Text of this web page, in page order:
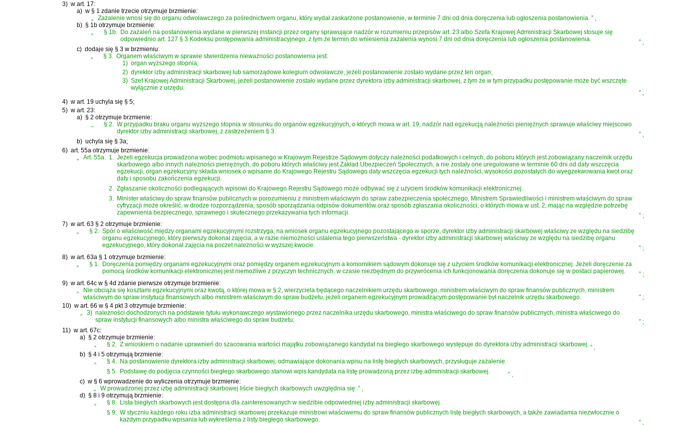
3) w art. 17:
a) w § 1 zdanie trzecie otrzymuje brzmienie:
„
Zażalenie wnosi się do organu odwoławczego za pośrednictwem organu, który wydał zaskarżone postanowienie, w terminie 7 dni od dnia doręczenia lub ogłoszenia postanowienia. ” ,
b) § 1b otrzymuje brzmienie:
„
§ 1b. Do zażaleń na postanowienia wydane w pierwszej instancji przez organy sprawujące nadzór w rozumieniu przepisów art. 23 albo Szefa Krajowej Administracji Skarbowej stosuje się
odpowiednio art. 127 § 3 Kodeksu postępowania administracyjnego, z tym że termin do wniesienia zażalenia wynosi 7 dni od dnia doręczenia lub ogłoszenia postanowienia. ” ,
c) dodaje się § 3 w brzmieniu:
„
§ 3. Organem właściwym w sprawie stwierdzenia nieważności postanowienia jest:
1) organ wyższego stopnia;
2) dyrektor izby administracji skarbowej lub samorządowe kolegium odwoławcze, jeżeli postanowienie zostało wydane przez ten organ;
3) Szef Krajowej Administracji Skarbowej, jeżeli postanowienie zostało wydane przez dyrektora izby administracji skarbowej, z tym że w tym przypadku postępowanie może być wszczęte
wyłącznie z urzędu.
” ;
4) w art. 19 uchyla się § 5;
5) w art. 23:
a) § 2 otrzymuje brzmienie:
„
§ 2. W przypadku braku organu wyższego stopnia w stosunku do organów egzekucyjnych, o których mowa w art. 19, nadzór nad egzekucją należności pieniężnych sprawuje właściwy miejscowo
dyrektor izby administracji skarbowej, z zastrzeżeniem § 3.
” ,
b) uchyla się § 3a;
6) art. 55a otrzymuje brzmienie:
„
Art. 55a. 1. Jeżeli egzekucja prowadzona wobec podmiotu wpisanego w Krajowym Rejestrze Sądowym dotyczy należności podatkowych i celnych, do poboru których jest zobowiązany naczelnik urzędu
skarbowego albo innych należności pieniężnych, do poboru których właściwy jest Zakład Ubezpieczeń Społecznych, a nie zostały one uregulowane w terminie 60 dni od daty wszczęcia
egzekucji, organ egzekucyjny składa wniosek o wpisanie do Krajowego Rejestru Sądowego daty wszczęcia egzekucji tych należności, wysokości pozostałych do wyegzekwowania kwot oraz
daty i sposobu zakończenia egzekucji.
2. Zgłaszanie okoliczności podlegających wpisowi do Krajowego Rejestru Sądowego może odbywać się z użyciem środków komunikacji elektronicznej.
3. Minister właściwy do spraw finansów publicznych w porozumieniu z ministrem właściwym do spraw zabezpieczenia społecznego, Ministrem Sprawiedliwości i ministrem właściwym do spraw
cyfryzacji może określić, w drodze rozporządzenia, sposób sporządzania odpisów dokumentów oraz sposób zgłaszania okoliczności, o których mowa w ust. 2, mając na względzie potrzebę
zapewnienia bezpiecznego, sprawnego i skutecznego przekazywania tych informacji.
” ;
7) w art. 63 § 2 otrzymuje brzmienie:
„
§ 2. Spór o właściwość między organami egzekucyjnymi rozstrzyga, na wniosek organu egzekucyjnego pozostającego w sporze, dyrektor izby administracji skarbowej właściwy ze względu na siedzibę
organu egzekucyjnego, który pierwszy dokonał zajęcia, a w razie niemożności ustalenia tego pierwszeństwa - dyrektor izby administracji skarbowej właściwy ze względu na siedzibę organu
egzekucyjnego, który dokonał zajęcia na poczet należności w wyższej kwocie.
” ;
8) w art. 63a § 1 otrzymuje brzmienie:
„
§ 1. Doręczenia pomiędzy organami egzekucyjnymi oraz pomiędzy organem egzekucyjnym a komornikiem sądowym dokonuje się z użyciem środków komunikacji elektronicznej. Jeżeli doręczenie za
pomocą środków komunikacji elektronicznej jest niemożliwe z przyczyn technicznych, w czasie niezbędnym do przywrócenia ich funkcjonowania doręczenia dokonuje się w postaci papierowej.
” ;
9) w art. 64c w § 4d zdanie pierwsze otrzymuje brzmienie:
Nie obciąża się kosztami egzekucyjnymi oraz kwotą, o której mowa w § 2, wierzyciela będącego naczelnikiem urzędu skarbowego, ministrem właściwym do spraw finansów publicznych, ministrem
właściwym do spraw instytucji finansowych albo ministrem właściwym do spraw budżetu, jeżeli organem egzekucyjnym prowadzącym postępowanie był naczelnik urzędu skarbowego.
” ;
10) w art. 66 w § 4 pkt 3 otrzymuje brzmienie:
„
3) należności dochodzonych na podstawie tytułu wykonawczego wystawionego przez naczelnika urzędu skarbowego, ministra właściwego do spraw finansów publicznych, ministra właściwego do
spraw instytucji finansowych albo ministra właściwego do spraw budżetu;
” ;
11) w art. 67c:
a) § 2 otrzymuje brzmienie:
„
§ 2. Z wnioskiem o nadanie uprawnień do szacowania wartości majątku zobowiązanego kandydat na biegłego skarbowego występuje do dyrektora izby administracji skarbowej. ” ,
b) § 4 i 5 otrzymują brzmienie:
„
§ 4. Na postanowienie dyrektora izby administracji skarbowej, odmawiające dokonania wpisu na listę biegłych skarbowych, przysługuje zażalenie.
§ 5. Podstawę do podjęcia czynności biegłego skarbowego stanowi wpis kandydata na listę prowadzoną przez izbę administracji skarbowej. ” ,
c) w § 6 wprowadzenie do wyliczenia otrzymuje brzmienie:
„
W prowadzonej przez izbę administracji skarbowej liście biegłych skarbowych uwzględnia się: ” ,
d) § 8 i 9 otrzymują brzmienie:
„
§ 8. Lista biegłych skarbowych jest dostępna dla zainteresowanych w siedzibie odpowiedniej izby administracji skarbowej.
§ 9. W styczniu każdego roku izba administracji skarbowej przekazuje ministrowi właściwemu do spraw finansów publicznych listę biegłych skarbowych, a także zawiadamia niezwłocznie o
każdym przypadku wpisania lub wykreślenia z listy biegłego skarbowego.
” ,